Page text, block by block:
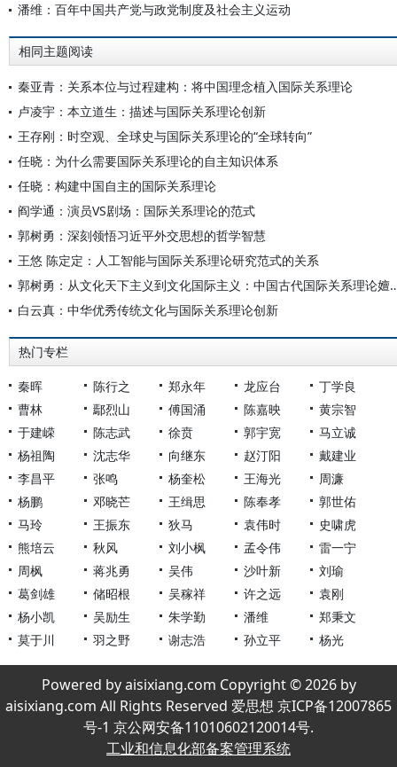
潘维：百年中国共产党与政党制度及社会主义运动
相同主题阅读
秦亚青：关系本位与过程建构：将中国理念植入国际关系理论
卢凌宇：本立道生：描述与国际关系理论创新
王存刚：时空观、全球史与国际关系理论的“全球转向”
任晓：为什么需要国际关系理论的自主知识体系
任晓：构建中国自主的国际关系理论
阎学通：演员VS剧场：国际关系理论的范式
郭树勇：深刻领悟习近平外交思想的哲学智慧
王悠 陈定定：人工智能与国际关系理论研究范式的关系
郭树勇：从文化天下主义到文化
白云真：中华优秀传统文化与国际关系理论创新
热门专栏
秦晖 陈行之 郑永年 龙应台
丁学良
曹林
鄢烈山 傅国涌 陈嘉映
黄宗智
于建嵘
陈志武 徐贲 郭宇宽
马立诚
杨祖陶
沈志华 向继东 赵汀阳
戴建业
李昌平
张鸣 杨奎松 王海光
周濂
杨鹏
邓晓芒 王缉思 陈奉孝
郭世佑
马玲
王振东 狄马 袁伟时
史啸虎
熊培云
秋风 刘小枫 孟令伟
雷一宁
周枫
蒋兆勇 吴伟 沙叶新
刘瑜
葛剑雄
储昭根 吴稼祥 许之远
袁刚
杨小凯
吴励生 朱学勤 潘维
郑秉文
莫于川
羽之野 谢志浩 孙立平 杨光
Powered by aisixiang.com Copyright © 2026 by
aisixiang.com All Rights Reserved 爱思想 京ICP备12007865
号-1 京公网安备11010602120014号.
工业和信息化部备案管理系统